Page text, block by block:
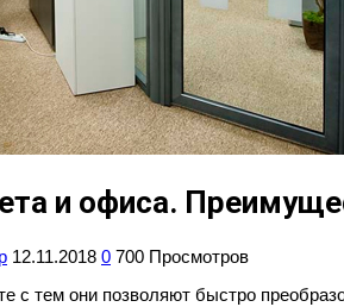
и офиса.
12.11.2018 0 700 Просмотров
с тем они позволяют быстро